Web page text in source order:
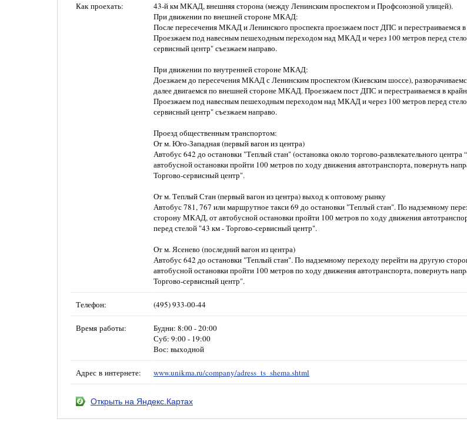
Как проехать:
43-й км МКАД, внешняя сторона (между Ленинским проспектом и Профсоюзной улицей).
При движении по внешней стороне МКАД:
После пересечения МКАД и Ленинского проспекта проезжаем пост ДПС и перестраиваемся
Проезжаем под навесным пешеходным переходом над МКАД и через 100 метров перед
сервисный центр" съезжаем направо.
При движении по внутренней стороне МКАД:
Доезжаем до пересечения МКАД с Ленинским проспектом (Киевским шоссе),
далее двигаемся по внешней стороне МКАД. Проезжаем пост ДПС и перестраиваемся в
Проезжаем под навесным пешеходным переходом над МКАД и через 100 метров перед
сервисный центр" съезжаем направо.
Проезд общественным транспортом:
От м. Юго-Западная (первый вагон из центра)
Автобус 642 до остановки "Теплый стан" (остановка около торгово-развлекательного центра
автобусной остановки пройти 100 метров по ходу движения автотранспорта, повернуть
Торгово-сервисный центр".
От м. Теплый Стан (первый вагон из центра) выход к оптовому рынку
Автобус 781, 767 или маршрутное такси 69 до остановки "Теплый стан". По надземному
сторону МКАД, от автобусной остановки пройти 100 метров по ходу движения
перед стелой "43 км - Торгово-сервисный центр".
От м. Ясенево (последний вагон из центра)
Автобус 642 до остановки "Теплый стан". По надземному переходу перейти на другую
автобусной остановки пройти 100 метров по ходу движения автотранспорта, повернуть
Торгово-сервисный центр".
Телефон: (495) 933-00-44
Время работы:
Будни: 8:00 - 20:00
Суб: 9:00 - 19:00
Вос: выходной
Адрес в интернете: www.unikma.ru/company/adress_ts_shema.shtml
Открыть на Яндекс.Картах